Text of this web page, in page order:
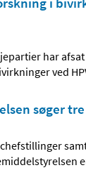
har
ved
søger